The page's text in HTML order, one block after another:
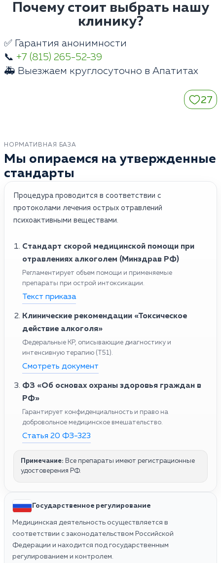
Почему стоит выбрать нашу
клинику?
✅ Гарантия анонимности
📞 +7 (815) 265-52-39
🚑 Выезжаем круглосуточно в Апатитах
27
НОРМАТИВНАЯ БАЗА
Мы опираемся на утвержденные
стандарты
Процедура проводится в соответствии с
протоколами лечения острых отравлений
психоактивными веществами.
Стандарт скорой медицинской помощи при
отравлениях алкоголем (Минздрав РФ)
Регламентирует объем помощи и применяемые
препараты при острой интоксикации.
Текст приказа
Клинические рекомендации «Токсическое
действие алкоголя»
Федеральные КР, описывающие диагностику и
интенсивную терапию (T51).
Смотреть документ
ФЗ «Об основах охраны здоровья граждан в
РФ»
Гарантирует конфиденциальность и право на
добровольное медицинское вмешательство.
Статья 20 ФЗ-323
Примечание: Все препараты имеют регистрационные
удостоверения РФ.
Государственное регулирование
Медицинская деятельность осуществляется в
соответствии с законодательством Российской
Федерации и находится под государственным
регулированием и контролем.